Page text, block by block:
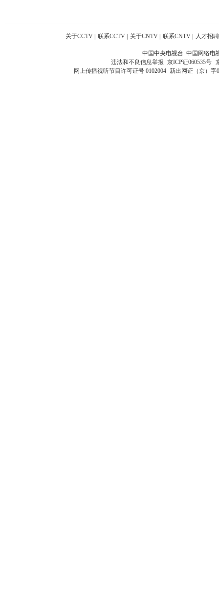
关于CCTV 联系CCTV 关于CNTV 联系CNTV 人才招聘
中国中央电视台 中国网络电
违法和不良信息举报 京ICP证060535号
网上传播视听节目许可证号 0102004 新出网证（京）